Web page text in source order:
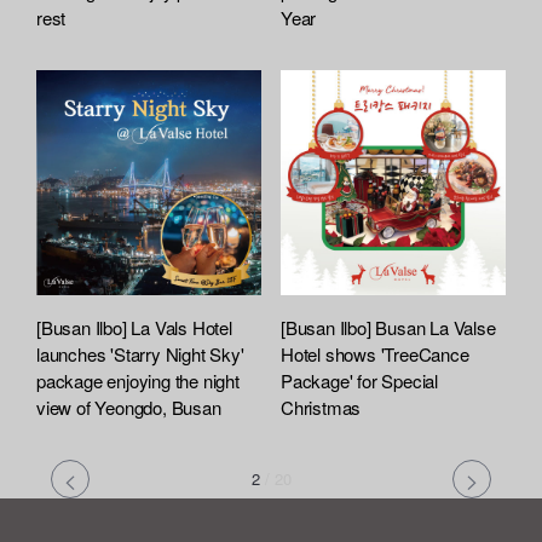
rest
Year
[Busan Ilbo] La Vals Hotel
launches 'Starry Night Sky'
package enjoying the night
view of Yeongdo, Busan
[Busan Ilbo] Busan La Valse
Hotel shows 'TreeCance
Package' for Special
Christmas
2/